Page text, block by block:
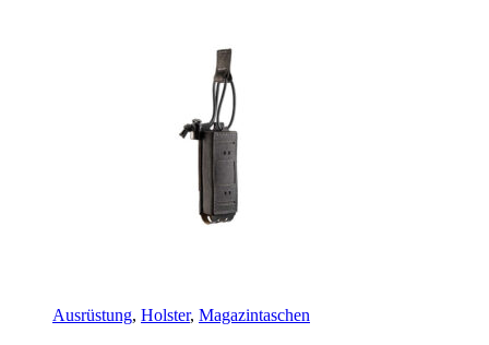
Ausrüstung, Holster, Magazintaschen